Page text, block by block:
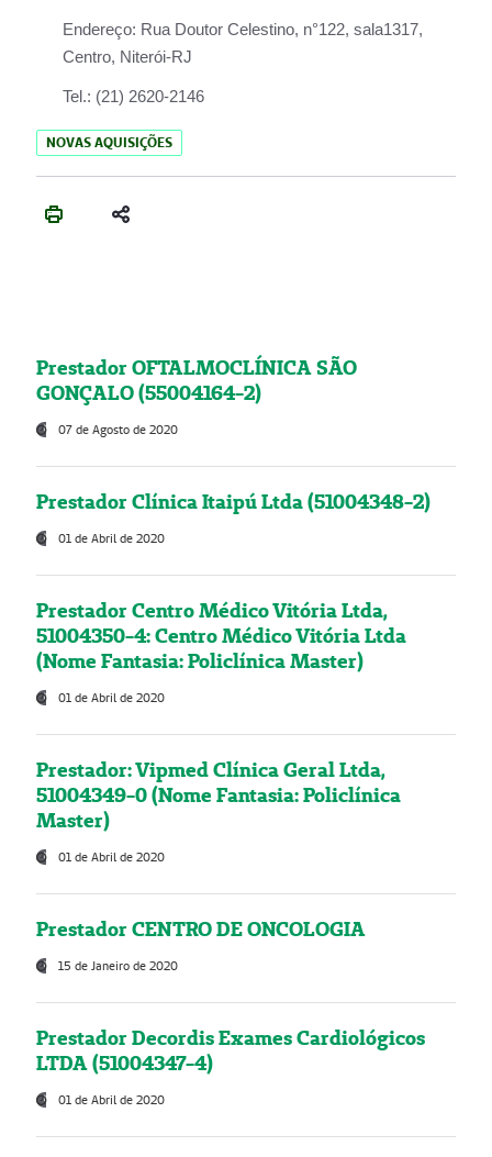
Endereço: Rua Doutor Celestino, n°122, sala1317,
Centro, Niterói-RJ
Tel.: (21) 2620-2146
NOVAS AQUISIÇÕES
Prestador OFTALMOCLÍNICA SÃO
GONÇALO (55004164-2)
07 de Agosto de 2020
Prestador Clínica Itaipú Ltda (51004348-2)
01 de Abril de 2020
Prestador Centro Médico Vitória Ltda,
51004350-4: Centro Médico Vitória Ltda
(Nome Fantasia: Policlínica Master)
01 de Abril de 2020
Prestador: Vipmed Clínica Geral Ltda,
51004349-0 (Nome Fantasia: Policlínica
Master)
01 de Abril de 2020
Prestador CENTRO DE ONCOLOGIA
15 de Janeiro de 2020
Prestador Decordis Exames Cardiológicos
LTDA (51004347-4)
01 de Abril de 2020